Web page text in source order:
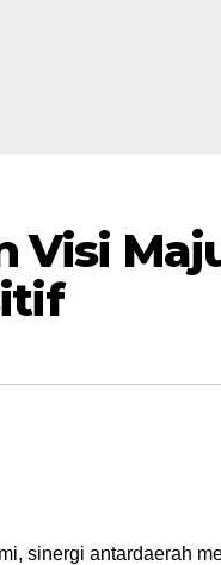
Visi
sinergi antardaerah